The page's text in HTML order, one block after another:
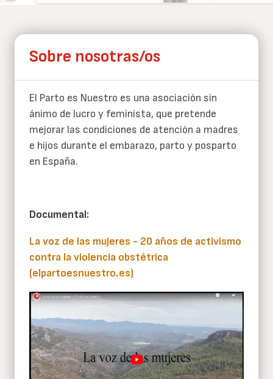
Sobre nosotras/os
El Parto es Nuestro es una asociación sin
ánimo de lucro y feminista, que pretende
mejorar las condiciones de atención a madres
e hijos durante el embarazo, parto y posparto
en España.
Documental:
La voz de las mujeres - 20 años de activismo
contra la violencia obstétrica
(elpartoesnuestro.es)